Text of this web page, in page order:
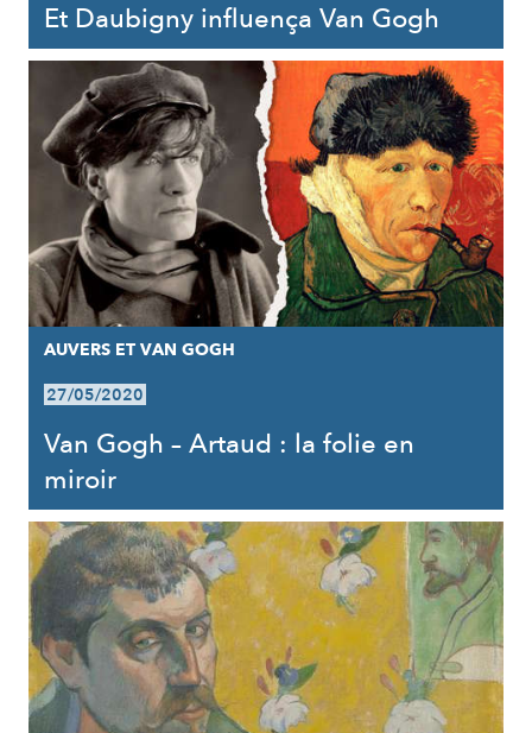
Et Daubigny influença Van Gogh
AUVERS ET VAN GOGH
27/05/2020
Van Gogh – Artaud : la folie en
miroir